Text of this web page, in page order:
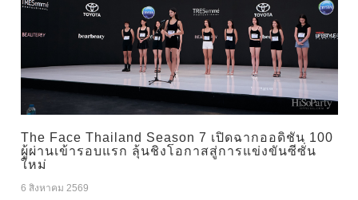
The Face Thailand Season 7 เปิดฉากออดิชัน 100
ผู้ผ่านเข้ารอบแรก ลุ้นชิงโอกาสสู่การแข่งขันซีซั่น
ใหม่
6 สิงหาคม 2569